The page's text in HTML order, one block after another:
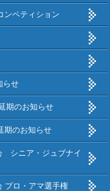
ンペティション
らせ
期のお知らせ
期のお知らせ
シニア・ジュブナイ
プロ・アマ選手権